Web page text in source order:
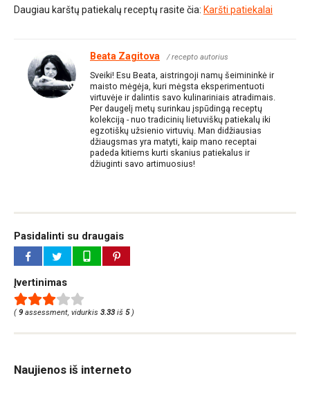
Daugiau karštų patiekalų receptų rasite čia: Karšti patiekalai
Beata Zagitova / recepto autorius
Sveiki! Esu Beata, aistringoji namų šeimininkė ir
maisto mėgėja, kuri mėgsta eksperimentuoti
virtuvėje ir dalintis savo kulinariniais atradimais.
Per daugelį metų surinkau įspūdingą receptų
kolekciją - nuo tradicinių lietuviškų patiekalų iki
egzotiškų užsienio virtuvių. Man didžiausias
džiaugsmas yra matyti, kaip mano receptai
padeda kitiems kurti skanius patiekalus ir
džiuginti savo artimuosius!
Pasidalinti su draugais
Įvertinimas
( 9 assessment, vidurkis 3.33 iš 5)
Naujienos iš interneto